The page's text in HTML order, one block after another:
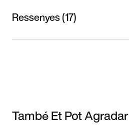
Ressenyes (17)
També Et Pot Agradar